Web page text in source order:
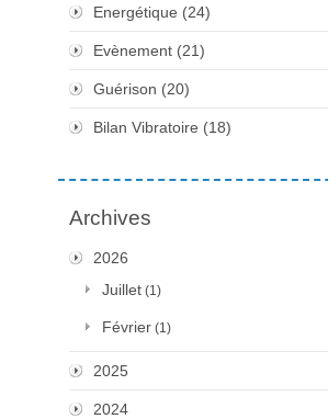
Energétique (24)
Evènement (21)
Guérison (20)
Bilan Vibratoire (18)
Archives
2026
Juillet (1)
Février (1)
2025
2024